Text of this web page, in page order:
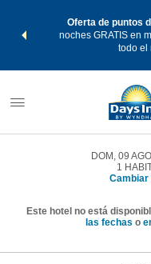
Oferta de puntos
noches GRATIS en
todo el
DOM, 09
1
Cambiar
Este hotel no está
las fechas o